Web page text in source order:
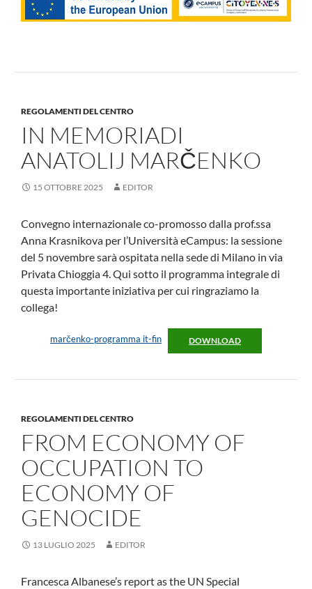
REGOLAMENTI DEL CENTRO
IN MEMORIADI
ANATOLIJ MARČENKO
15 OTTOBRE 2025 EDITOR
Convegno internazionale co-promosso dalla prof.ssa
Anna Krasnikova per l’Università eCampus: la sessione
del 5 novembre sarà ospitata nella sede di Milano in via
Privata Chioggia 4. Qui sotto il programma integrale di
questa importante iniziativa per cui ringraziamo la
collega!
marčenko-programma it-fin DOWNLOAD
REGOLAMENTI DEL CENTRO
FROM ECONOMY OF
OCCUPATION TO
ECONOMY OF
GENOCIDE
13 LUGLIO 2025 EDITOR
Francesca Albanese’s report as the UN Special